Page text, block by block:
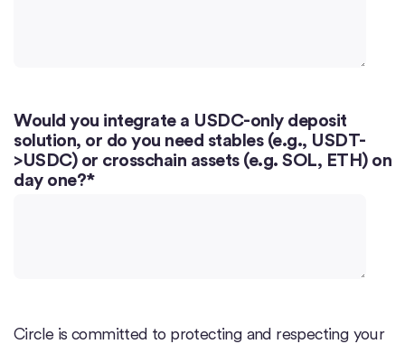
Would you integrate a USDC-only deposit
solution, or do you need stables (e.g., USDT-
>USDC) or crosschain assets (e.g. SOL, ETH) on
day one?*
Circle is committed to protecting and respecting your